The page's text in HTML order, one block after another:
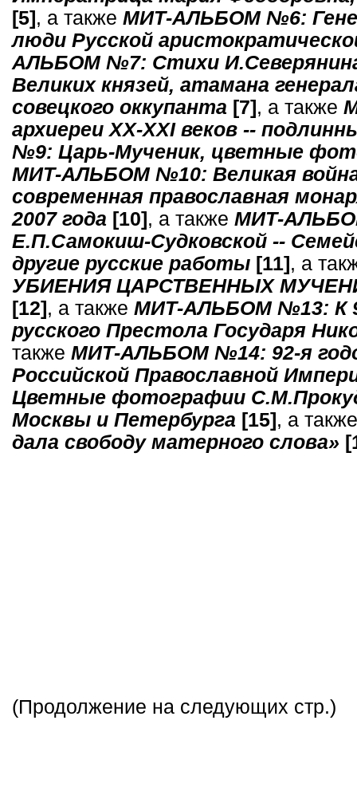
[5] , а также МИТ-АЛЬБОМ №6:
люди Русской
АЛЬБОМ №7: Стихи
Великих князей, атамана
совецкого оккупанта [7] , а также
архиереи XX-XXI веков --
№9: Царь-Мученик, цветные
МИТ-АЛЬБОМ №10: Великая война
современная православная
2007 года [10] , а также МИТ-
Е.П.Самокиш-Судковской --
другие русские работы [11] , а
УБИЕНИЯ ЦАРСТВЕННЫХ
[12] , а также МИТ-АЛЬБОМ №13: К
русского Престола Государя
также МИТ-АЛЬБОМ №14: 92-я
Российской Православной
Цветные фотографии
Москвы и Петербурга [15] , а
дала свободу матерного слова»
(Продолжение на следующих стр.)